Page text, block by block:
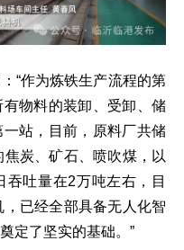
“作为炼铁生产流程的第
物料的装卸、受卸、储
站，目前，原料厂共储
炭、矿石、喷吹煤，以
吞吐量在2万吨左右，目
已经全部具备无人化智
定了坚实的基础。”